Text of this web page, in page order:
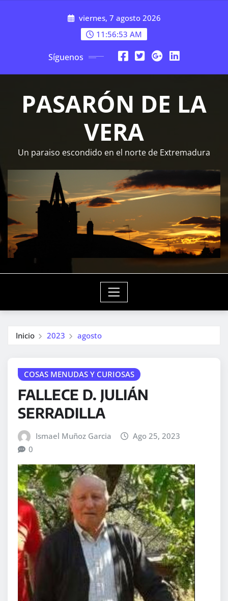
viernes, 7 agosto 2026
11:56:54 AM
Síguenos
PASARÓN DE LA
VERA
Un paraiso escondido en el norte de Extremadura
Inicio 2023 agosto
COSAS MENUDAS Y CURIOSAS
FALLECE D. JULIÁN
SERRADILLA
Ismael Muñoz Garcia
Ago 25, 2023
0